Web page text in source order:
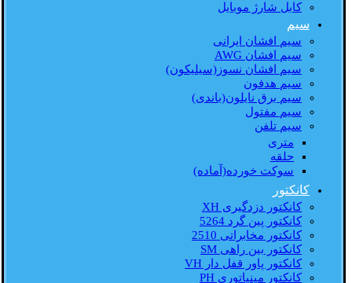
کابل شارژ موبایل
سیم
سیم افشان ایرانی
سیم افشان AWG
سیم افشان نسوز(سیلیکون)
سیم هدفون
سیم برق نایلون(باندی)
سیم مفتول
سیم تلفن
متری
حلقه
سوکت خورده(آماده)
کانکتور
کانکتور دزدگیری XH
کانکتور پین گرد 5264
کانکتور مخابراتی 2510
کانکتور بین راهی SM
کانکتور پاور قفل دار VH
کانکتور مینیاتوری PH